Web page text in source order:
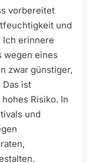
vorbereitet
und
Ich erinnere
wegen eines
zwar günstiger,
ist
Risiko. In
und